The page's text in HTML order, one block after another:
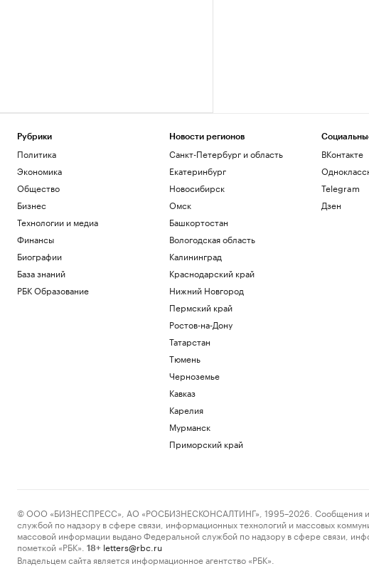
Рубрики
Политика
Экономика
Общество
Бизнес
Технологии и медиа
Финансы
Биографии
База знаний
РБК Образование
Новости регионов
Санкт-Петербург и область
Екатеринбург
Новосибирск
Омск
Башкортостан
Вологодская область
Калининград
Краснодарский край
Нижний Новгород
Пермский край
Ростов-на-Дону
Татарстан
Тюмень
Черноземье
Кавказ
Карелия
Мурманск
Приморский край
ВКонтакте
Telegram
Дзен
© ООО «БИЗНЕСПРЕСС», АО «РОСБИЗНЕСКОНСАЛТИНГ», 1995–2026. Сообщения и
службой по надзору в сфере связи, информационных технологий и массовых
массовой информации выдано Федеральной службой по надзору в сфере связи,
пометкой «РБК».
18+ letters@rbc.ru
Владельцем сайта является информационное агентство «РБК».